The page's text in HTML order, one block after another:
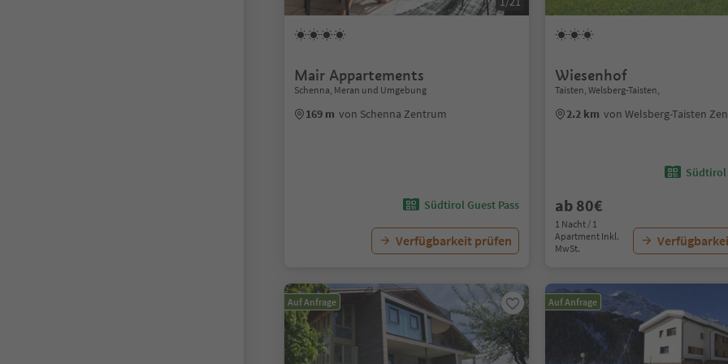
Mair Appartements
Schenna, Meran und Umgebung
169 m von Schenna Zentrum
Südtirol Guest Pass
Verfügbarkeit prüfen
Wiesenhof
Taisten, Welsberg-Taisten,
2.2 km von Welsberg-Taisten
Südtirol
ab 80€
1 Nacht / 1
Apartment Inkl.
MwSt.
Auf Anfrage Auf Anfrage